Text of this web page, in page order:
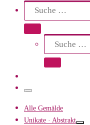
Search
Suche
Suche …
Suche
Suche …
Menü
Alle Gemälde
Unikate · Abstrakt